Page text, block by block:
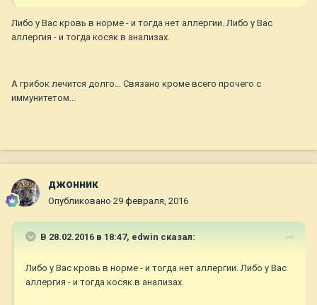
Либо у Вас кровь в норме - и тогда нет аллергии. Либо у Вас
аллергия - и тогда косяк в анализах.
А грибок лечится долго… Связано кроме всего прочего с
иммунитетом...
джонник
Опубликовано 29 февраля, 2016
В 28.02.2016 в 18:47, edwin сказал:
Либо у Вас кровь в норме - и тогда нет аллергии. Либо у Вас
аллергия - и тогда косяк в анализах.